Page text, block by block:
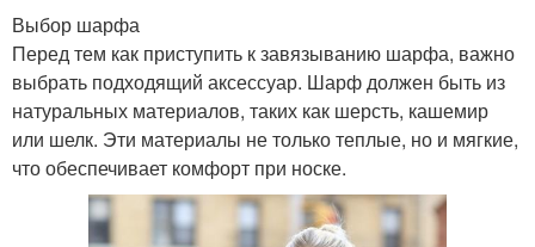
Выбор шарфа
Перед тем как приступить к завязыванию шарфа, важно
выбрать подходящий аксессуар. Шарф должен быть из
натуральных материалов, таких как шерсть, кашемир
или шелк. Эти материалы не только теплые, но и мягкие,
что обеспечивает комфорт при носке.